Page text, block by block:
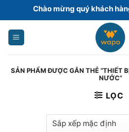
to
content
Chào mừng quý khách
SẢN PHẨM ĐƯỢC GẮN THẺ “THIẾT
NƯỚC”
LỌC